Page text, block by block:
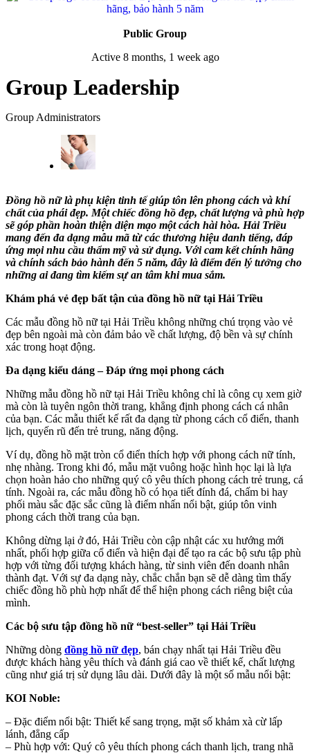
Public Group
Active 8 months, 1 week ago
Group Leadership
Group Administrators
Đồng hồ nữ là phụ kiện tinh tế giúp tôn lên phong cách và khí
chất của phái đẹp. Một chiếc đồng hồ đẹp, chất lượng và phù hợp
sẽ góp phần hoàn thiện diện mạo một cách hài hòa. Hải Triều
mang đến đa dạng mẫu mã từ các thương hiệu danh tiếng, đáp
ứng mọi nhu cầu thẩm mỹ và sử dụng. Với cam kết chính hãng
và chính sách bảo hành đến 5 năm, đây là điểm đến lý tưởng cho
những ai đang tìm kiếm sự an tâm khi mua sắm.
Khám phá vẻ đẹp bất tận của đồng hồ nữ tại Hải Triều
Các mẫu đồng hồ nữ tại Hải Triều không những chú trọng vào vẻ
đẹp bên ngoài mà còn đảm bảo về chất lượng, độ bền và sự chính
xác trong hoạt động.
Đa dạng kiểu dáng – Đáp ứng mọi phong cách
Những mẫu đồng hồ nữ tại Hải Triều không chỉ là công cụ xem giờ
mà còn là tuyên ngôn thời trang, khẳng định phong cách cá nhân
của bạn. Các mẫu thiết kế rất đa dạng từ phong cách cổ điển, thanh
lịch, quyến rũ đến trẻ trung, năng động.
Ví dụ, đồng hồ mặt tròn cổ điển thích hợp với phong cách nữ tính,
nhẹ nhàng. Trong khi đó, mẫu mặt vuông hoặc hình học lại là lựa
chọn hoàn hảo cho những quý cô yêu thích phong cách trẻ trung, cá
tính. Ngoài ra, các mẫu đồng hồ có họa tiết đính đá, chấm bi hay
phối màu sắc đặc sắc cũng là điểm nhấn nổi bật, giúp tôn vinh
phong cách thời trang của bạn.
Không dừng lại ở đó, Hải Triều còn cập nhật các xu hướng mới
nhất, phối hợp giữa cổ điển và hiện đại để tạo ra các bộ sưu tập phù
hợp với từng đối tượng khách hàng, từ sinh viên đến doanh nhân
thành đạt. Với sự đa dạng này, chắc chắn bạn sẽ dễ dàng tìm thấy
chiếc đồng hồ phù hợp nhất để thể hiện phong cách riêng biệt của
mình.
Các bộ sưu tập đồng hồ nữ “best-seller” tại Hải Triều
Những dòng đồng hồ nữ đẹp, bán chạy nhất tại Hải Triều đều
được khách hàng yêu thích và đánh giá cao về thiết kế, chất lượng
cũng như giá trị sử dụng lâu dài. Dưới đây là một số mẫu nổi bật:
KOI Noble:
– Đặc điểm nổi bật: Thiết kế sang trọng, mặt số khảm xà cừ lấp
lánh, đẳng cấp
– Phù hợp với: Quý cô yêu thích phong cách thanh lịch, trang nhã